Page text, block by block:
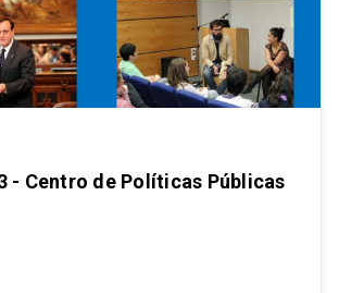
- Centro de Políticas Públicas